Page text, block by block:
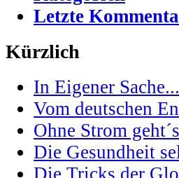
Letzte
Kürzlich
In Eigener Sache...
Vom deutschen
Ohne Strom
Die Gesundheit
Die Tricks der